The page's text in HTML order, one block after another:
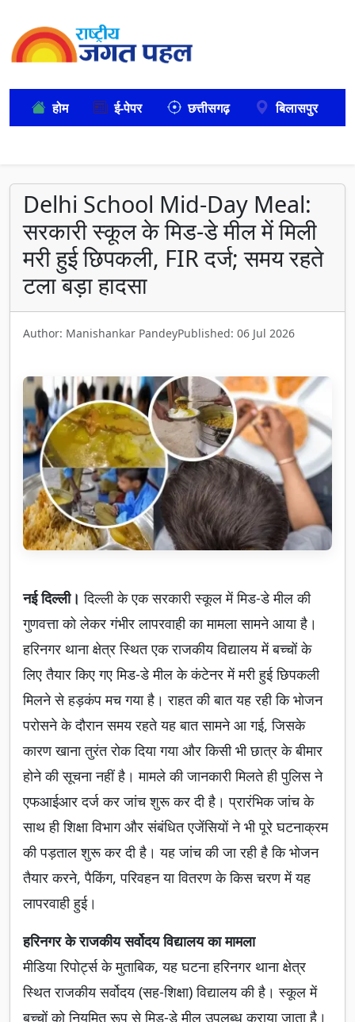
होम ई-पेपर छत्तीसगढ़ बिलासपुर
Delhi School Mid-Day Meal:
सरकारी स्कूल के मिड-डे मील में मिली
मरी हुई छिपकली, FIR दर्ज; समय रहते
टला बड़ा हादसा
Author: Manishankar PandeyPublished: 06 Jul 2026
नई दिल्ली।दिल्ली के एक सरकारी स्कूल में मिड-डे मील की
गुणवत्ता को लेकर गंभीर लापरवाही का मामला सामने आया है।
हरिनगर थाना क्षेत्र स्थित एक राजकीय विद्यालय में बच्चों के
लिए तैयार किए गए मिड-डे मील के कंटेनर में मरी हुई छिपकली
मिलने से हड़कंप मच गया है। राहत की बात यह रही कि भोजन
परोसने के दौरान समय रहते यह बात सामने आ गई, जिसके
कारण खाना तुरंत रोक दिया गया और किसी भी छात्र के बीमार
होने की सूचना नहीं है। मामले की जानकारी मिलते ही पुलिस ने
एफआईआर दर्ज कर जांच शुरू कर दी है। प्रारंभिक जांच के
साथ ही शिक्षा विभाग और संबंधित एजेंसियों ने भी पूरे घटनाक्रम
की पड़ताल शुरू कर दी है। यह जांच की जा रही है कि भोजन
तैयार करने, पैकिंग, परिवहन या वितरण के किस चरण में यह
लापरवाही हुई।
हरिनगर के राजकीय सर्वोदय विद्यालय का मामला
मीडिया रिपोर्ट्स के मुताबिक, यह घटना हरिनगर थाना क्षेत्र
स्थित राजकीय सर्वोदय (सह-शिक्षा) विद्यालय की है। स्कूल में
बच्चों को नियमित रूप से मिड-डे मील उपलब्ध कराया जाता है।